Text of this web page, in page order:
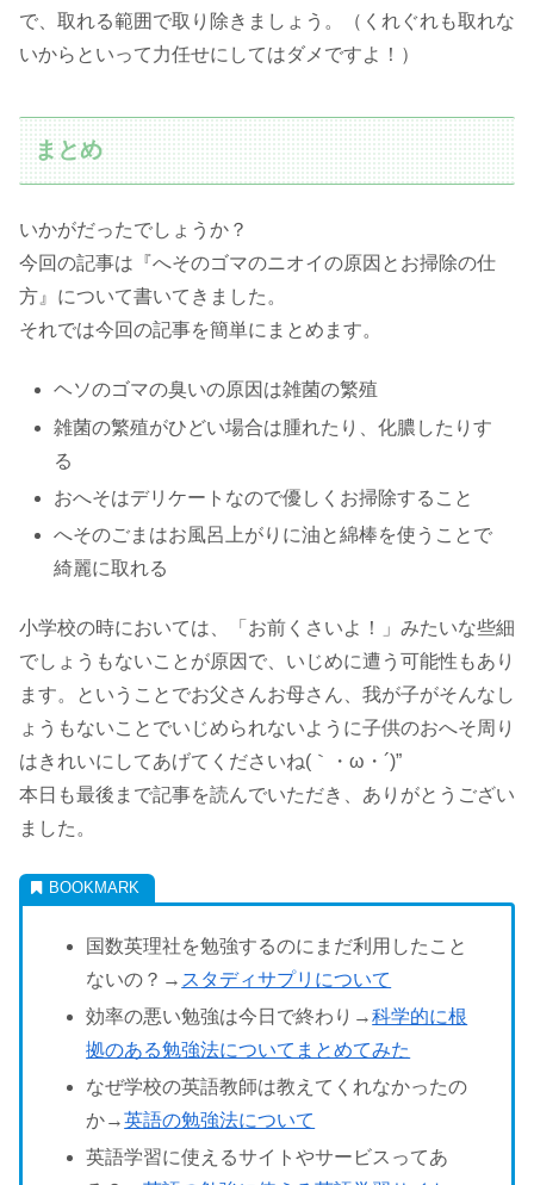
で、取れる範囲で取り除きましょう。（くれぐれも取れな
いからといって力任せにしてはダメですよ！）
まとめ
いかがだったでしょうか？
今回の記事は『へそのゴマのニオイの原因とお掃除の仕
方』について書いてきました。
それでは今回の記事を簡単にまとめます。
ヘソのゴマの臭いの原因は雑菌の繁殖
雑菌の繁殖がひどい場合は腫れたり、化膿したりす
る
おへそはデリケートなので優しくお掃除すること
へそのごまはお風呂上がりに油と綿棒を使うことで
綺麗に取れる
小学校の時においては、「お前くさいよ！」みたいな些細
でしょうもないことが原因で、いじめに遭う可能性もあり
ます。ということでお父さんお母さん、我が子がそんなし
ょうもないことでいじめられないように子供のおへそ周り
はきれいにしてあげてくださいね(｀・ω・´)”
本日も最後まで記事を読んでいただき、ありがとうござい
ました。
国数英理社を勉強するのにまだ利用したこと
ないの？→ スタディサプリについて
効率の悪い勉強は今日で終わり→科学的に根
拠のある勉強法についてまとめてみた
なぜ学校の英語教師は教えてくれなかったの
か→英語の勉強法について
英語学習に使えるサイトやサービスってあ